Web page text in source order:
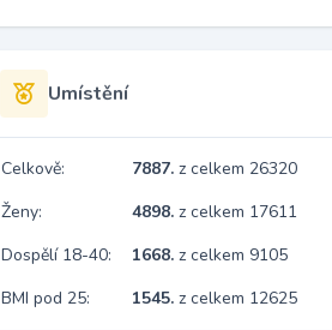
Umístění
Celkově: 7887. z celkem 26320
Ženy:
4898. z celkem 17611
Dospělí 18-40:
1668. z celkem 9105
BMI pod 25:
1545. z celkem 12625